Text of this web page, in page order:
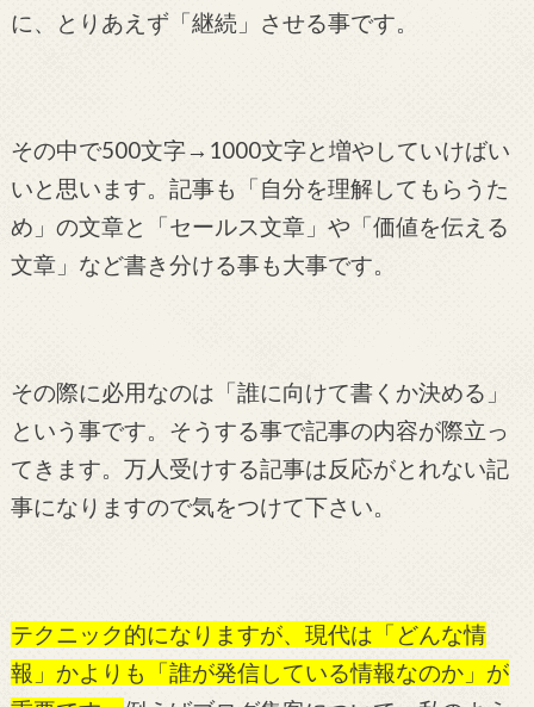
に、とりあえず「継続」させる事です。
その中で500文字→1000文字と増やしていけばい
いと思います。記事も「自分を理解してもらうた
め」の文章と「セールス文章」や「価値を伝える
文章」など書き分ける事も大事です。
その際に必用なのは「誰に向けて書くか決める」
という事です。そうする事で記事の内容が際立っ
てきます。万人受けする記事は反応がとれない記
事になりますので気をつけて下さい。
テクニック的になりますが、現代は「どんな情
報」かよりも「誰が発信している情報なのか」が